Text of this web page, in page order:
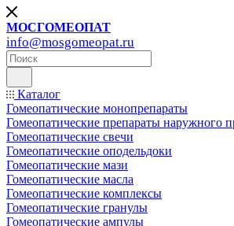
МОСГОМЕОПАТ
info@mosgomeopat.ru
Каталог
Гомеопатические монопрепараты
Гомеопатические препараты наружного
Гомеопатические свечи
Гомеопатические оподельдоки
Гомеопатические мази
Гомеопатические масла
Гомеопатические комплексы
Гомеопатические гранулы
Гомеопатические ампулы